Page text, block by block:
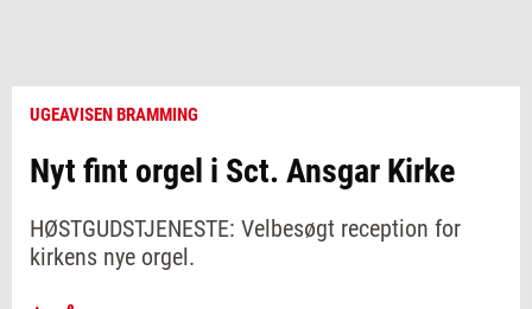
UGEAVISEN BRAMMING
Nyt fint orgel i Sct. Ansgar Kirke
HØSTGUDSTJENESTE: Velbesøgt reception for
kirkens nye orgel.